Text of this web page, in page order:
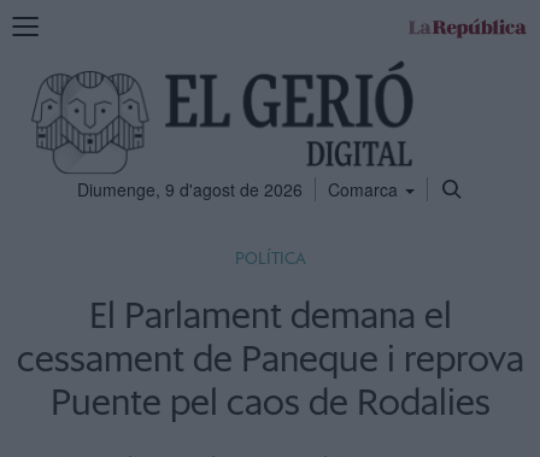
Mostra
navegació
Diumenge, 9 d'agost de 2026 Comarca
POLÍTICA
El Parlament demana el
cessament de Paneque i reprova
Puente pel caos de Rodalies